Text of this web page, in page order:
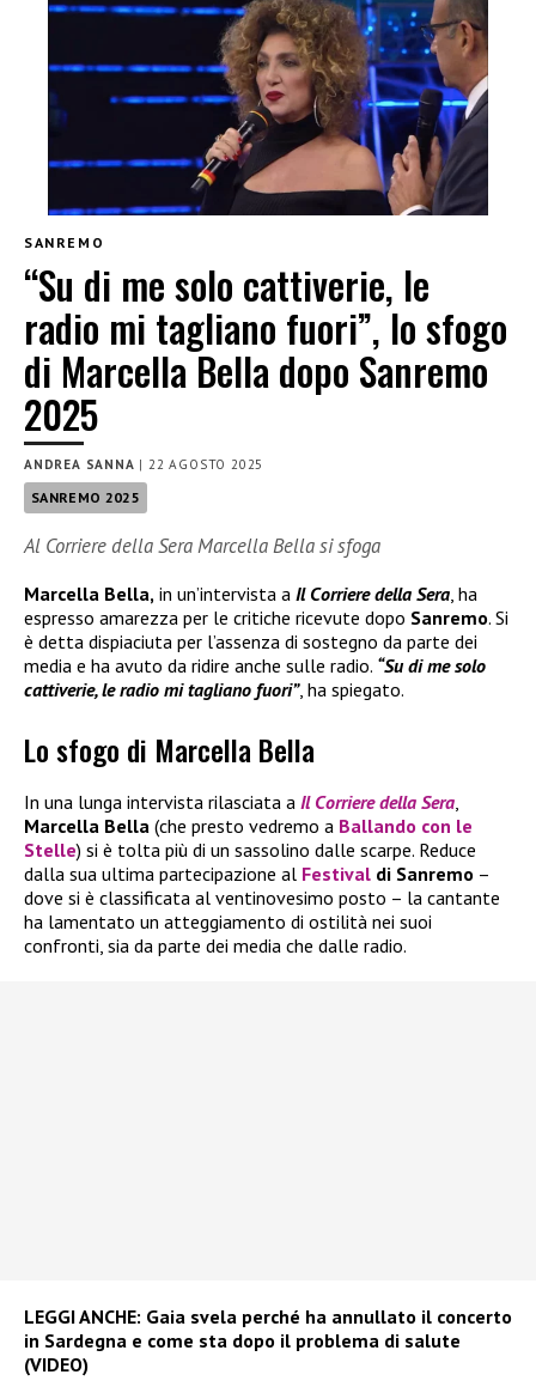
SANREMO
“Su di me solo cattiverie, le
radio mi tagliano fuori”, lo sfogo
di Marcella Bella dopo Sanremo
2025
ANDREA SANNA |22 AGOSTO 2025
SANREMO 2025
Al Corriere della Sera Marcella Bella si sfoga
Marcella Bella, in un’intervista a Il Corriere della Sera , ha
espresso amarezza per le critiche ricevute dopo Sanremo. Si
è detta dispiaciuta per l’assenza di sostegno da parte dei
media e ha avuto da ridire anche sulle radio. “Su di me solo
cattiverie, le radio mi tagliano fuori”, ha spiegato.
Lo sfogo di Marcella Bella
In una lunga intervista rilasciata a Il Corriere della Sera,
Marcella Bella (che presto vedremo a Ballando con le
Stelle) si è tolta più di un sassolino dalle scarpe. Reduce
dalla sua ultima partecipazione al Festival di Sanremo –
dove si è classificata al ventinovesimo posto – la cantante
ha lamentato un atteggiamento di ostilità nei suoi
confronti, sia da parte dei media che dalle radio.
LEGGI ANCHE: Gaia svela perché ha annullato il concerto
in Sardegna e come sta dopo il problema di salute
(VIDEO)